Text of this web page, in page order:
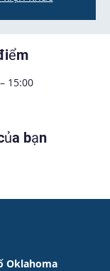
15:00
bạn
Oklahoma